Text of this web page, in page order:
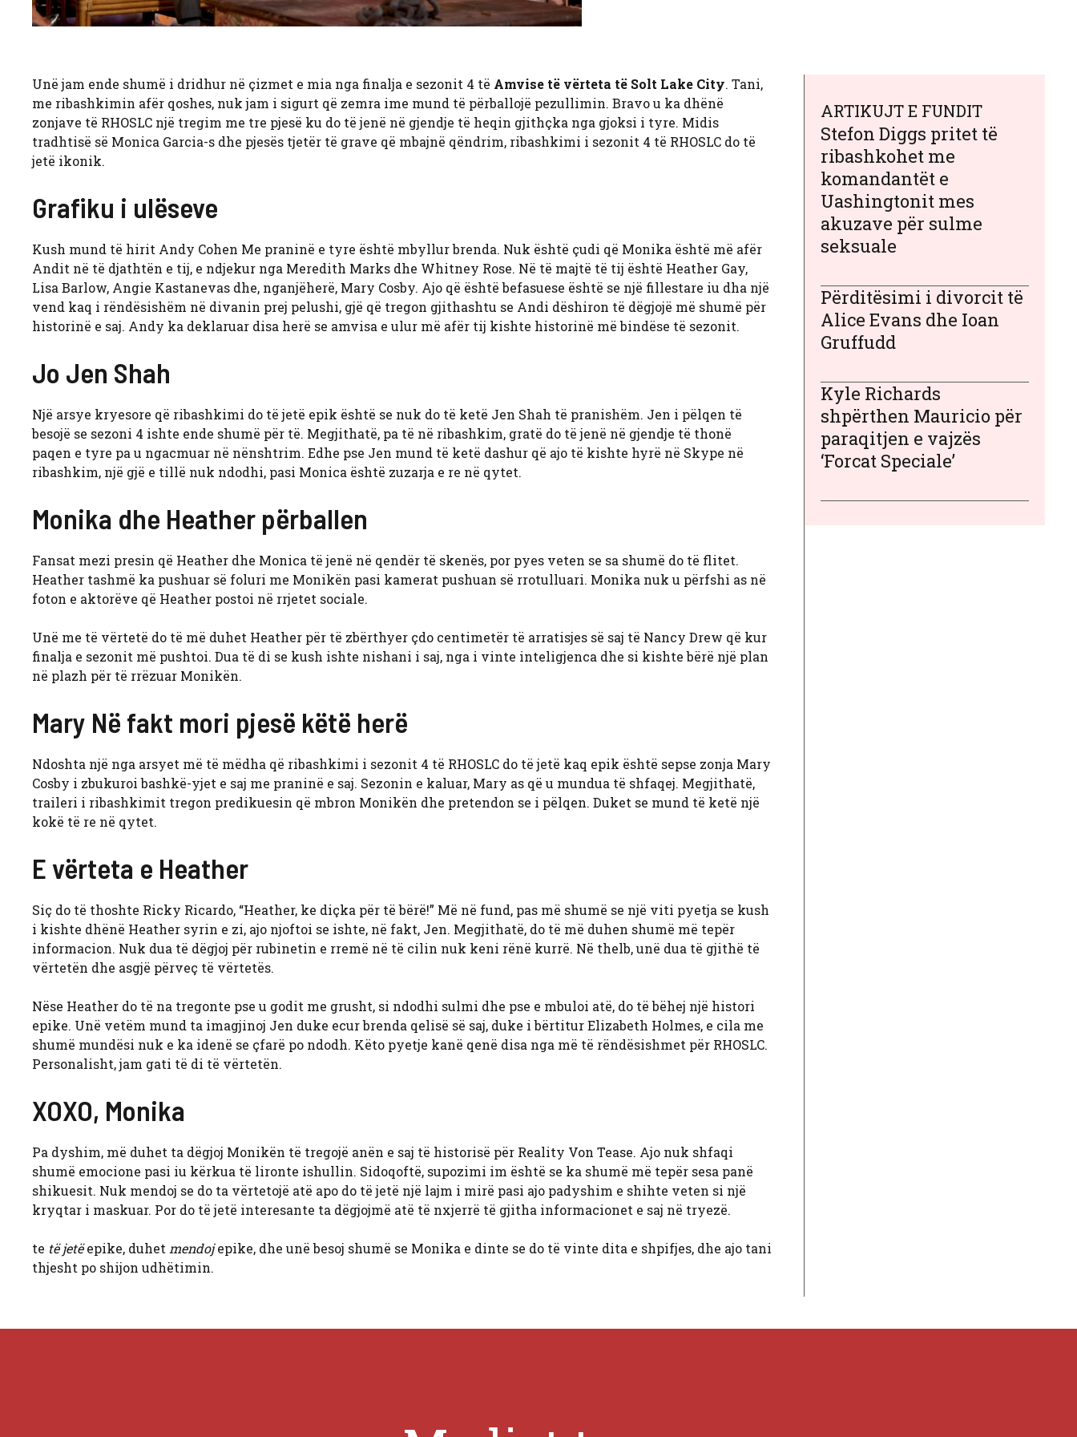
Unë jam ende shumë i dridhur në çizmet e mia nga finalja e sezonit 4 të Amvise të vërteta të Solt Lake City. Tani,
me ribashkimin afër qoshes, nuk jam i sigurt që zemra ime mund të përballojë pezullimin. Bravo u ka dhënë
zonjave të RHOSLC një tregim me tre pjesë ku do të jenë në gjendje të heqin gjithçka nga gjoksi i tyre. Midis
tradhtisë së Monica Garcia-s dhe pjesës tjetër të grave që mbajnë qëndrim, ribashkimi i sezonit 4 të RHOSLC do të
jetë ikonik.
Grafiku i ulëseve
Kush mund të hirit Andy Cohen Me praninë e tyre është mbyllur brenda. Nuk është çudi që Monika është më afër
Andit në të djathtën e tij, e ndjekur nga Meredith Marks dhe Whitney Rose. Në të majtë të tij është Heather Gay,
Lisa Barlow, Angie Kastanevas dhe, nganjëherë, Mary Cosby. Ajo që është befasuese është se një fillestare iu dha një
vend kaq i rëndësishëm në divanin prej pelushi, gjë që tregon gjithashtu se Andi dëshiron të dëgjojë më shumë për
historinë e saj. Andy ka deklaruar disa herë se amvisa e ulur më afër tij kishte historinë më bindëse të sezonit.
Jo Jen Shah
Një arsye kryesore që ribashkimi do të jetë epik është se nuk do të ketë Jen Shah të pranishëm. Jen i pëlqen të
besojë se sezoni 4 ishte ende shumë për të. Megjithatë, pa të në ribashkim, gratë do të jenë në gjendje të thonë
paqen e tyre pa u ngacmuar në nënshtrim. Edhe pse Jen mund të ketë dashur që ajo të kishte hyrë në Skype në
ribashkim, një gjë e tillë nuk ndodhi, pasi Monica është zuzarja e re në qytet.
Monika dhe Heather përballen
Fansat mezi presin që Heather dhe Monica të jenë në qendër të skenës, por pyes veten se sa shumë do të flitet.
Heather tashmë ka pushuar së foluri me Monikën pasi kamerat pushuan së rrotulluari. Monika nuk u përfshi as në
foton e aktorëve që Heather postoi në rrjetet sociale.
Unë me të vërtetë do të më duhet Heather për të zbërthyer çdo centimetër të arratisjes së saj të Nancy Drew që kur
finalja e sezonit më pushtoi. Dua të di se kush ishte nishani i saj, nga i vinte inteligjenca dhe si kishte bërë një plan
në plazh për të rrëzuar Monikën.
Mary Në fakt mori pjesë këtë herë
Ndoshta një nga arsyet më të mëdha që ribashkimi i sezonit 4 të RHOSLC do të jetë kaq epik është sepse zonja Mary
Cosby i zbukuroi bashkë-yjet e saj me praninë e saj. Sezonin e kaluar, Mary as që u mundua të shfaqej. Megjithatë,
traileri i ribashkimit tregon predikuesin që mbron Monikën dhe pretendon se i pëlqen. Duket se mund të ketë një
kokë të re në qytet.
E vërteta e Heather
Siç do të thoshte Ricky Ricardo, “Heather, ke diçka për të bërë!” Më në fund, pas më shumë se një viti pyetja se kush
i kishte dhënë Heather syrin e zi, ajo njoftoi se ishte, në fakt, Jen. Megjithatë, do të më duhen shumë më tepër
informacion. Nuk dua të dëgjoj për rubinetin e rremë në të cilin nuk keni rënë kurrë. Në thelb, unë dua të gjithë të
vërtetën dhe asgjë përveç të vërtetës.
Nëse Heather do të na tregonte pse u godit me grusht, si ndodhi sulmi dhe pse e mbuloi atë, do të bëhej një histori
epike. Unë vetëm mund ta imagjinoj Jen duke ecur brenda qelisë së saj, duke i bërtitur Elizabeth Holmes, e cila me
shumë mundësi nuk e ka idenë se çfarë po ndodh. Këto pyetje kanë qenë disa nga më të rëndësishmet për RHOSLC.
Personalisht, jam gati të di të vërtetën.
XOXO, Monika
Pa dyshim, më duhet ta dëgjoj Monikën të tregojë anën e saj të historisë për Reality Von Tease. Ajo nuk shfaqi
shumë emocione pasi iu kërkua të lironte ishullin. Sidoqoftë, supozimi im është se ka shumë më tepër sesa panë
shikuesit. Nuk mendoj se do ta vërtetojë atë apo do të jetë një lajm i mirë pasi ajo padyshim e shihte veten si një
kryqtar i maskuar. Por do të jetë interesante ta dëgjojmë atë të nxjerrë të gjitha informacionet e saj në tryezë.
te të jetëepike, duhet mendojepike, dhe unë besoj shumë se Monika e dinte se do të vinte dita e shpifjes, dhe ajo tani
thjesht po shijon udhëtimin.
ARTIKUJT E FUNDIT
Stefon Diggs pritet të
ribashkohet me
komandantët e
Uashingtonit mes
akuzave për sulme
seksuale
Përditësimi i divorcit të
Alice Evans dhe Ioan
Gruffudd
Kyle Richards
shpërthen Mauricio për
paraqitjen e vajzës
‘Forcat Speciale’